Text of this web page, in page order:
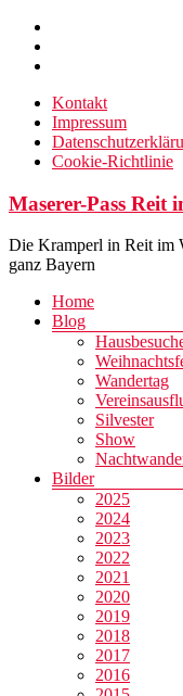
Zum
Inhalt
springen
Kontakt
Impressum
Cookie-Richtlinie
Maserer-Pass Reit
Die Kramperl in Reit im
ganz Bayern
Menü
Home
Blog
Wandertag
Silvester
Show
Bilder
2025
2024
2023
2022
2021
2020
2019
2018
2017
2016